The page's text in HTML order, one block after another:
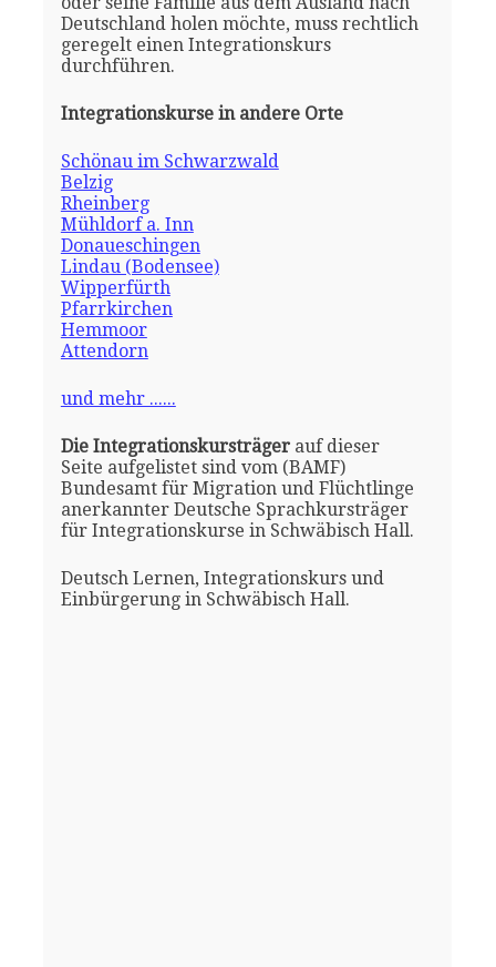
Deutschland holen möchte, muss rechtlich
geregelt einen Integrationskurs
durchführen.
Integrationskurse in andere Orte
Schönau im Schwarzwald
Belzig
Rheinberg
Mühldorf a. Inn
Donaueschingen
Lindau (Bodensee)
Wipperfürth
Pfarrkirchen
Hemmoor
Attendorn
und mehr ......
Die Integrationskursträgerauf dieser
Seite aufgelistet sind vom (BAMF)
Bundesamt für Migration und Flüchtlinge
anerkannter Deutsche Sprachkursträger
für Integrationskurse in Schwäbisch Hall.
Deutsch Lernen, Integrationskurs und
Einbürgerung in Schwäbisch Hall.